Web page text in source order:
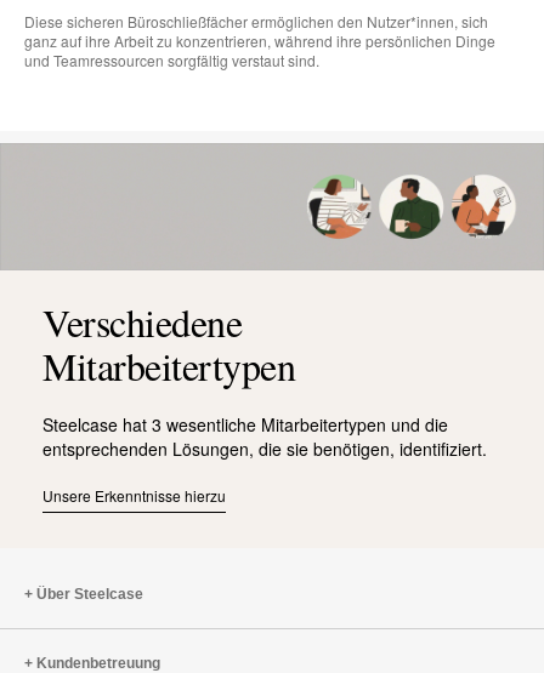
Diese sicheren Büroschließfächer ermöglichen den Nutzer*innen, sich
ganz auf ihre Arbeit zu konzentrieren, während ihre persönlichen Dinge
und Teamressourcen sorgfältig verstaut sind.
Verschiedene
Mitarbeitertypen
Steelcase hat 3 wesentliche Mitarbeitertypen und die
entsprechenden Lösungen, die sie benötigen, identifiziert.
Unsere Erkenntnisse hierzu
Über Steelcase
Kundenbetreuung